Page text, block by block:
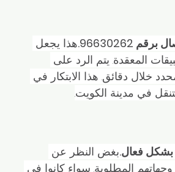
هذا يجعل
المعقدة. يتم الرد على
خلال دقائق. هذا الابتكار في
في مدينة الكويت.
بشكل فعال.بغض النظر عن
المطلوبة. سواء كانوا في